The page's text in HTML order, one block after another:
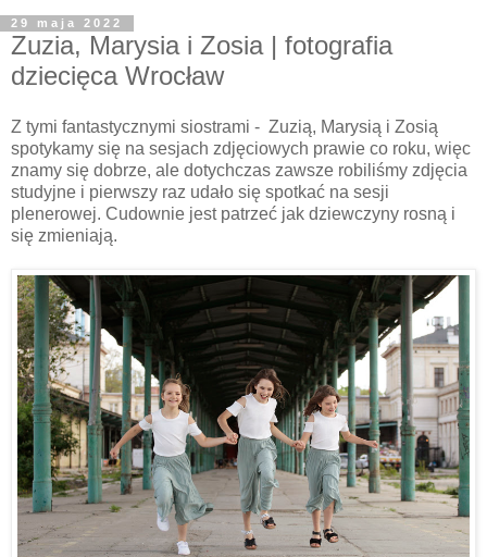
29 maja 2022
Zuzia, Marysia i Zosia | fotografia
dziecięca Wrocław
Z tymi fantastycznymi siostrami - Zuzią, Marysią i Zosią
spotykamy się na sesjach zdjęciowych prawie co roku, więc
znamy się dobrze, ale dotychczas zawsze robiliśmy zdjęcia
studyjne i pierwszy raz udało się spotkać na sesji
plenerowej. Cudownie jest patrzeć jak dziewczyny rosną i
się zmieniają.